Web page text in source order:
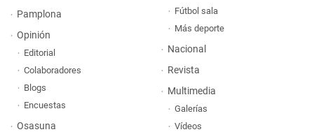
Pamplona
Opinión
Editorial
Colaboradores
Blogs
Encuestas
Osasuna
Fútbol sala
Más deporte
Nacional
Revista
Multimedia
Galerías
Vídeos